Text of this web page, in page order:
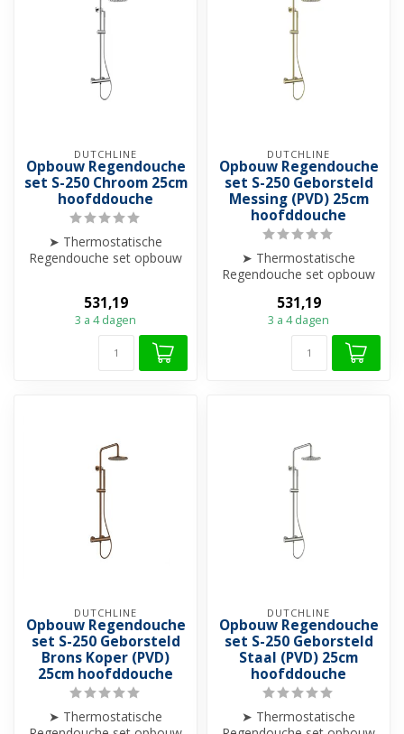
DUTCHLINE
Opbouw Regendouche
set S-250 Chroom 25cm
hoofddouche
➤ Thermostatische
Regendouche set opbouw
531,19
3 a 4 dagen
DUTCHLINE
Opbouw Regendouche
set S-250 Geborsteld
Messing (PVD) 25cm
hoofddouche
➤ Thermostatische
Regendouche set opbouw
➤ Hoogte verstelba...
531,19
3 a 4 dagen
DUTCHLINE
Opbouw Regendouche
set S-250 Geborsteld
Brons Koper (PVD)
25cm hoofddouche
➤ Thermostatische
DUTCHLINE
Opbouw Regendouche
set S-250 Geborsteld
Staal (PVD) 25cm
hoofddouche
➤ Thermostatische